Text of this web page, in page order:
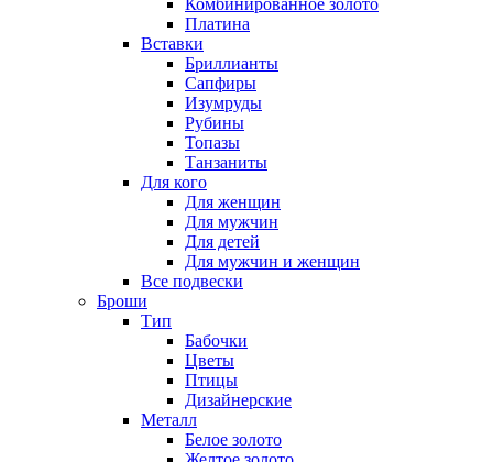
Комбинированное золото
Платина
Вставки
Бриллианты
Сапфиры
Изумруды
Рубины
Топазы
Танзаниты
Для кого
Для женщин
Для мужчин
Для детей
Для мужчин и женщин
Все подвески
Броши
Тип
Бабочки
Цветы
Птицы
Дизайнерские
Металл
Белое золото